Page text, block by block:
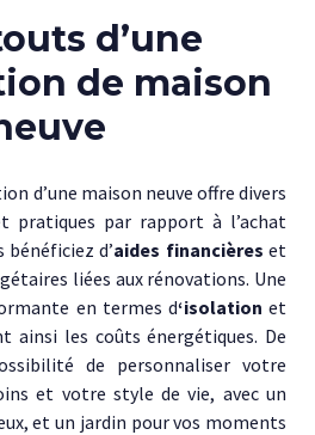
d’une
de maison
d’une maison neuve offre divers
pratiques par rapport à l’achat
bénéficiez d’aides financières et
liées aux rénovations. Une
en termes d‘isolationet
ainsi les coûts énergétiques. De
de personnaliser votre
et votre style de vie, avec un
et un jardin pour vos moments